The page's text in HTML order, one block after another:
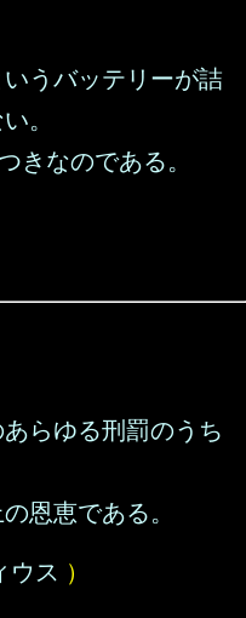
うバッテリーが詰
。
きなのである。
らゆる刑罰のうち
恩恵である。
ウス ）